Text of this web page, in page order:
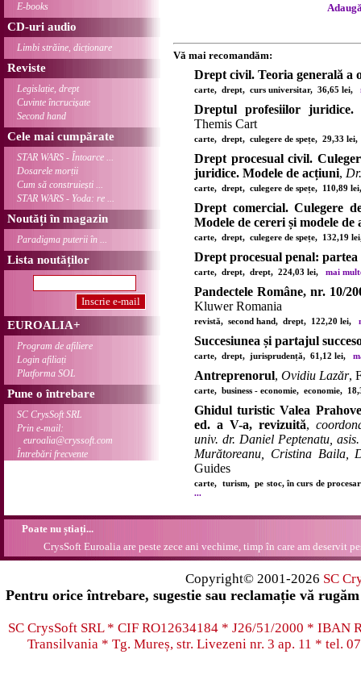
E-books
CD-uri audio
Limbi străine, dicționare
Reviste
Legislație, drept
Cuvinte încrucișate
Second hand
Cele mai cumpărate
STAR WARS - Întoarce ...
Dosarele morții
Cum să construiești ...
STAR WARS - Yoda: re ...
Noutăți în magazin
Paradigma puterii în ...
Lista noutăților
EUROALIA+
Program de afiliere
Login afiliați
Platforma SOL
Pune o întrebare
SC CrysSoft SRL
Prin e-mail:
euroalia@cryssoft.com
Întrebări frecvente
Vă mai recomandăm:
Drept civil. Teoria generală a
carte, drept, curs universitar, 36,65 lei,
Dreptul profesiilor juridice.
Themis Cart
carte, drept, culegere de spețe, 29,33
Drept procesual civil.
juridice. Modele de acțiuni,
carte, drept, culegere de spețe, 110,89
Drept comercial. Culegere
Modele de cereri și modele de
carte, drept, culegere de spețe, 132,19
Drept procesual penal: partea
carte, drept, drept, 224,03 lei, mai
Pandectele Române, nr. 10/
Kluwer Romania
revistă, second hand, drept, 122,20 lei,
Succesiunea și partajul
carte, drept, jurisprudență, 61,12 lei,
Antreprenorul, Ovidiu Lazăr,
carte, business - economie, economie,
Ghidul turistic Valea
ed. a V-a, revizuită,
univ. dr. Daniel Peptenatu,
Murătoreanu, Cristina Baila,
Guides
carte, turism, pe stoc, în curs de
...
Poate nu știați...
CrysSoft Euroalia are peste zece ani vechime, timp în care am deservit
Copyright© 2001-2026 SC
Pentru orice întrebare, sugestie sau reclamație vă
SC CrysSoft SRL * CIF RO12634184 * J26/51/2000 * IBAN
Transilvania * Tg. Mureș, str. Livezeni nr. 3 ap. 11 * tel.